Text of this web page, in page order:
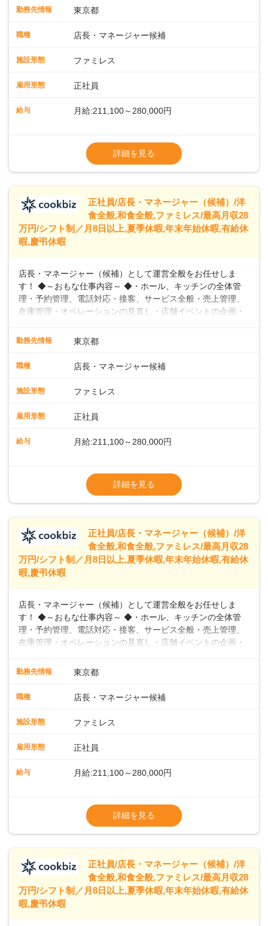
入社後はスキルに合わせた業務からお任せしますので、徐々
向上を目指すDX推進～ ◆すかいらーくのレストランでは、
スタッフの働きやすさをサポートしています。配膳ロボット
や歩行数が約40%も削減されました！また、配膳ロボットに
なDX（デジタルトランスフォーメーション）の取り組みを進
います。私たちは、多様な働き方を提供し、ライフステージ
に合わせた柔軟な勤務時間や働きやすい環境を整えていま
います。
勤務先情報 東京都
職種 店長・マネージャー候補
施設形態 ファミレス
雇用形態 正社員
給与 月給:211,100～280,000円
※残業代全額支給
※経験に応じて応相談①ナショナル社員：月
給245,800円～②エリア社員 ：月給
詳細を見る
正社員/店長・マネージャー（候補）/洋
食全般,和食全般,ファミレス/最高月収28
万円/シフト制／月8日以上,夏季休暇,年末年始休暇,有給休
暇,慶弔休暇
店長・マネージャー（候補）として運営全般をお任せしま
す！ ◆～おもな仕事内容～ ◆・ホール、キッチンの全体管
理・予約管理、電話対応・接客、サービス全般・売上管理、
在庫管理・オペレーションの見直し・店舗イベントの企画・
入社後はスキルに合わせた業務からお任せしますので、徐々
向上を目指すDX推進～ ◆すかいらーくのレストランでは、
スタッフの働きやすさをサポートしています。配膳ロボット
や歩行数が約40%も削減されました！また、配膳ロボットに
なDX（デジタルトランスフォーメーション）の取り組みを進
います。私たちは、多様な働き方を提供し、ライフステージ
に合わせた柔軟な勤務時間や働きやすい環境を整えていま
います。
勤務先情報 東京都
職種 店長・マネージャー候補
施設形態 ファミレス
雇用形態 正社員
給与 月給:211,100～280,000円
※残業代全額支給
※経験に応じて応相談①ナショナル社員：月
給245,800円～②エリア社員 ：月給
詳細を見る
正社員/店長・マネージャー（候補）/洋
食全般,和食全般,ファミレス/最高月収28
万円/シフト制／月8日以上,夏季休暇,年末年始休暇,有給休
暇,慶弔休暇
店長・マネージャー（候補）として運営全般をお任せしま
す！ ◆～おもな仕事内容～ ◆・ホール、キッチンの全体管
理・予約管理、電話対応・接客、サービス全般・売上管理、
在庫管理・オペレーションの見直し・店舗イベントの企画・
入社後はスキルに合わせた業務からお任せしますので、徐々
向上を目指すDX推進～ ◆すかいらーくのレストランでは、
スタッフの働きやすさをサポートしています。配膳ロボット
や歩行数が約40%も削減されました！また、配膳ロボットに
なDX（デジタルトランスフォーメーション）の取り組みを進
います。私たちは、多様な働き方を提供し、ライフステージ
に合わせた柔軟な勤務時間や働きやすい環境を整えていま
います。
勤務先情報 東京都
職種 店長・マネージャー候補
施設形態 ファミレス
雇用形態 正社員
給与 月給:211,100～280,000円
※残業代全額支給
※経験に応じて応相談①ナショナル社員：月
給245,800円～②エリア社員 ：月給
詳細を見る
正社員/店長・マネージャー（候補）/洋
食全般,和食全般,ファミレス/最高月収28
万円/シフト制／月8日以上,夏季休暇,年末年始休暇,有給休
暇,慶弔休暇